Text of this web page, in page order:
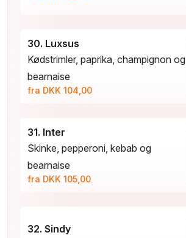
30. Luxsus
Kødstrimler, paprika, champignon og
bearnaise
fra DKK 104,00
31. Inter
Skinke, pepperoni, kebab og
bearnaise
fra DKK 105,00
32. Sindy